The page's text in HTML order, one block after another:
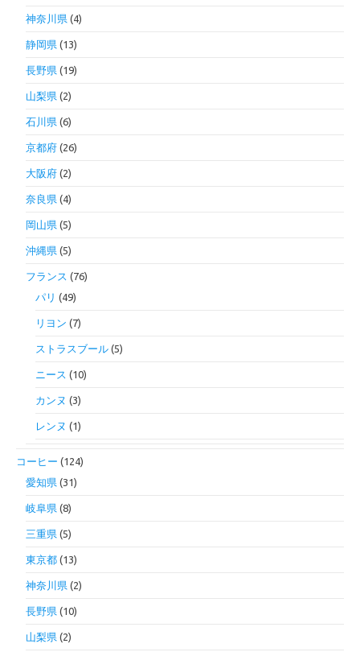
神奈川県 (4)
静岡県 (13)
長野県 (19)
山梨県 (2)
石川県 (6)
京都府 (26)
大阪府 (2)
奈良県 (4)
岡山県 (5)
沖縄県 (5)
フランス (76)
パリ (49)
リヨン (7)
ストラスブール (5)
ニース (10)
カンヌ (3)
レンヌ (1)
コーヒー (124)
愛知県 (31)
岐阜県 (8)
三重県 (5)
東京都 (13)
神奈川県 (2)
長野県 (10)
山梨県 (2)